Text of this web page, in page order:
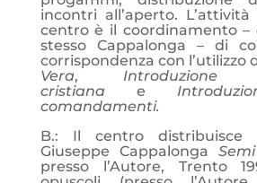
incontri all’aperto.
centro è il coordinamento –
stesso Cappalonga – di
corrispondenza con l’utilizzo
Vera,
cristiana e
comandamenti.
B.: Il centro
Giuseppe Cappalonga
presso l’Autore, Trento